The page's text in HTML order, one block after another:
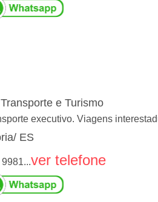
e Turismo
executivo. Viagens
ES
9981...ver telefone